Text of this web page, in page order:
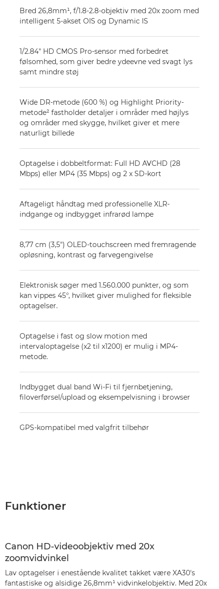
Bred 26,8mm¹, f/1.8-2.8-objektiv med 20x zoom med
intelligent 5-akset OIS og Dynamic IS
1/2.84" HD CMOS Pro-sensor med forbedret
følsomhed, som giver bedre ydeevne ved svagt lys
samt mindre støj
Wide DR-metode (600 %) og Highlight Priority-
metode² fastholder detaljer i områder med højlys
og områder med skygge, hvilket giver et mere
naturligt billede
Optagelse i dobbeltformat: Full HD AVCHD (28
Mbps) eller MP4 (35 Mbps) og 2 x SD-kort
Aftageligt håndtag med professionelle XLR-
indgange og indbygget infrarød lampe
8,77 cm (3,5") OLED-touchscreen med fremragende
opløsning, kontrast og farvegengivelse
Elektronisk søger med 1.560.000 punkter, og som
kan vippes 45°, hvilket giver mulighed for fleksible
optagelser.
Optagelse i fast og slow motion med
intervaloptagelse (x2 til x1200) er mulig i MP4-
metode.
Indbygget dual band Wi-Fi til fjernbetjening,
filoverførsel/upload og eksempelvisning i browser
GPS-kompatibel med valgfrit tilbehør
Funktioner
Canon HD-videoobjektiv med 20x
zoomvidvinkel
Lav optagelser i enestående kvalitet takket være XA30's
fantastiske og alsidige 26,8mm¹ vidvinkelobjektiv. Med 20x